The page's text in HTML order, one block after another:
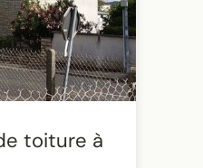
toiture à